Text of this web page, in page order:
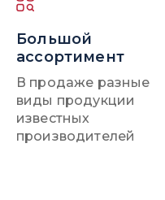
Большой
ассортимент
В продаже разные
виды продукции
известных
производителей